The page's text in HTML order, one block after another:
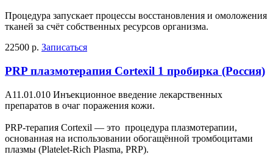
Процедура запускает процессы восстановления и омоложения
тканей за счёт собственных ресурсов организма.
22500 р. Записаться
PRP плазмотерапия Cortexil 1 пробирка (Россия)
А11.01.010 Инъекционное введение лекарственных
препаратов в очаг поражения кожи.
PRP-терапия Cortexil — это процедура плазмотерапии,
основанная на использовании обогащённой тромбоцитами
плазмы (Platelet-Rich Plasma, PRP).